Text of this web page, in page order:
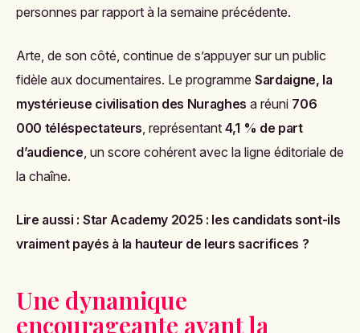
personnes par rapport à la semaine précédente.
Arte, de son côté, continue de s’appuyer sur un public
fidèle aux documentaires. Le programme Sardaigne, la
mystérieuse civilisation des Nuraghes a réuni 706
000 téléspectateurs , représentant 4,1 % de part
d’audience , un score cohérent avec la ligne éditoriale de
la chaîne.
Lire aussi : Star Academy 2025 : les candidats sont-ils
vraiment payés à la hauteur de leurs sacrifices ?
Une dynamique
encourageante avant la